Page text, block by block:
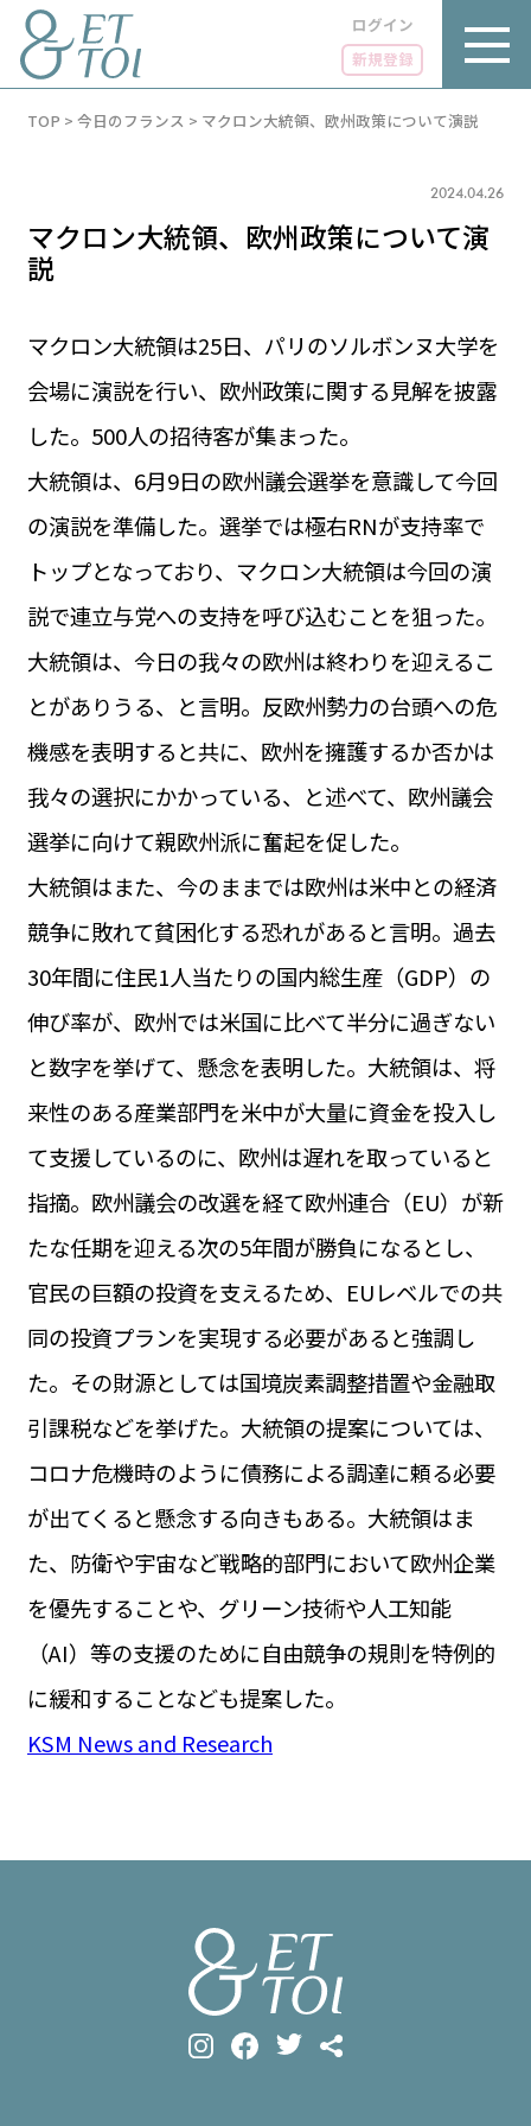
ログイン
新規登録
リュクス
GOURMET
グルメ
ライフスタイル
BUSINESS
ビジネス・キャリア
フランス生活
TAG
タグ
#トゥールーズ Toulouse
#レンタカー
#フランス旅行
#パリ
#お土産 #トリビア
#データで読み解くフランス
#フランス郵便情報
#フランス交通機関
#求人
#カルカッソンヌ Carcassonne
#サステナブル
#フランス生活
#レシピ #ビューティー
#コスメ
#アルザス地方
#フランスの地方 #フロマージュ
#おでかけ
#歴史
#お菓子 #SDGs #アート #車生活
PARIS 14℃ / 12℃
1€＝182.18円
エトワとは
お問い合わせ
広告掲載
サイトポリシー
TOP > 今日のフランス > マクロン大統領、欧州政策について演説
2024.04.26
マクロン大統領、欧州政策について演
説
マクロン大統領は25日、パリのソルボンヌ大学を
会場に演説を行い、欧州政策に関する見解を披露
した。500人の招待客が集まった。
大統領は、6月9日の欧州議会選挙を意識して今回
の演説を準備した。選挙では極右RNが支持率で
トップとなっており、マクロン大統領は今回の演
説で連立与党への支持を呼び込むことを狙った。
大統領は、今日の我々の欧州は終わりを迎えるこ
とがありうる、と言明。反欧州勢力の台頭への危
機感を表明すると共に、欧州を擁護するか否かは
我々の選択にかかっている、と述べて、欧州議会
選挙に向けて親欧州派に奮起を促した。
大統領はまた、今のままでは欧州は米中との経済
競争に敗れて貧困化する恐れがあると言明。過去
30年間に住民1人当たりの国内総生産（GDP）の
伸び率が、欧州では米国に比べて半分に過ぎない
と数字を挙げて、懸念を表明した。大統領は、将
来性のある産業部門を米中が大量に資金を投入し
て支援しているのに、欧州は遅れを取っていると
指摘。欧州議会の改選を経て欧州連合（EU）が新
たな任期を迎える次の5年間が勝負になるとし、
官民の巨額の投資を支えるため、EUレベルでの共
同の投資プランを実現する必要があると強調し
た。その財源としては国境炭素調整措置や金融取
引課税などを挙げた。大統領の提案については、
コロナ危機時のように債務による調達に頼る必要
が出てくると懸念する向きもある。大統領はま
た、防衛や宇宙など戦略的部門において欧州企業
を優先することや、グリーン技術や人工知能
（AI）等の支援のために自由競争の規則を特例的
に緩和することなども提案した。
KSM News and Research